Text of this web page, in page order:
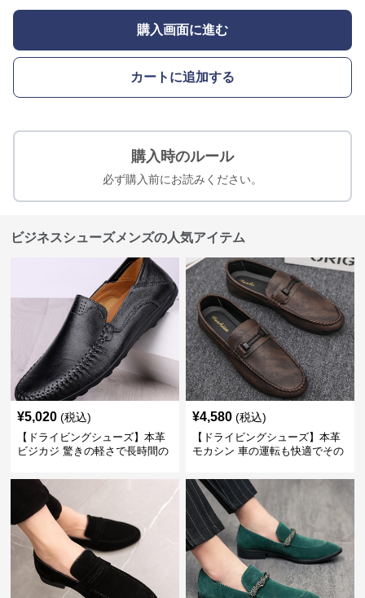
購入画面に進む
カートに追加する
購入時のルール
必ず購入前にお読みください。
ビジネスシューズメンズの人気アイテム
¥5,020 (税込)
【ドライビングシューズ】本革
ビジカジ 驚きの軽さで長時間の
¥4,580 (税込)
【ドライビングシューズ】本革
モカシン 車の運転も快適でその